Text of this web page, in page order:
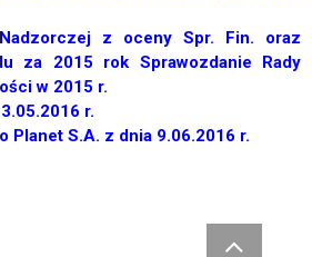
z oceny Spr. Fin. oraz
za 2015 rok Sprawozdanie Rady
w 2015 r.
r.
Planet S.A. z dnia 9.06.2016 r.